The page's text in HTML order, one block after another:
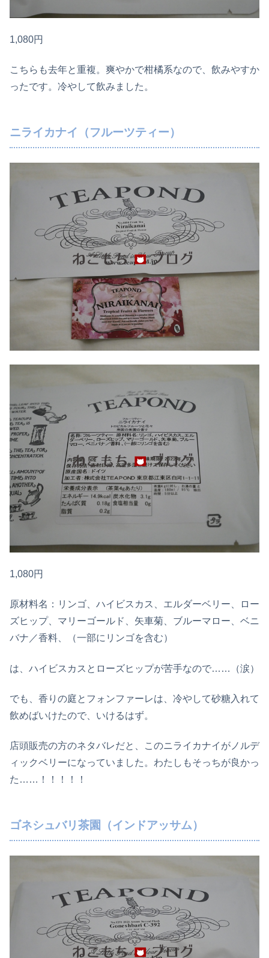
1,080円
こちらも去年と重複。爽やかで柑橘系なので、飲みやすか
ったです。冷やして飲みました。
ニライカナイ（フルーツティー）
1,080円
原材料名：リンゴ、ハイビスカス、エルダーベリー、ロー
ズヒップ、マリーゴールド、矢車菊、ブルーマロー、ベニ
バナ／香料、（一部にリンゴを含む）
は、ハイビスカスとローズヒップが苦手なので……（涙）
でも、香りの庭とフォンファーレは、冷やして砂糖入れて
飲めばいけたので、いけるはず。
店頭販売の方のネタバレだと、このニライカナイがノルデ
ィックベリーになっていました。わたしもそっちが良かっ
た……！！！！！
ゴネシュバリ茶園（インドアッサム）